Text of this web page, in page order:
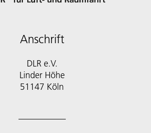
Anschrift
DLR e.V.
Linder Höhe
51147 Köln